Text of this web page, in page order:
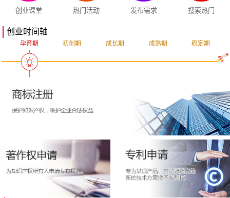
创业课堂 热门活动 发布需求 搜索热门
创业时间轴
孕育期 初创期 成长期 成熟期 稳定期